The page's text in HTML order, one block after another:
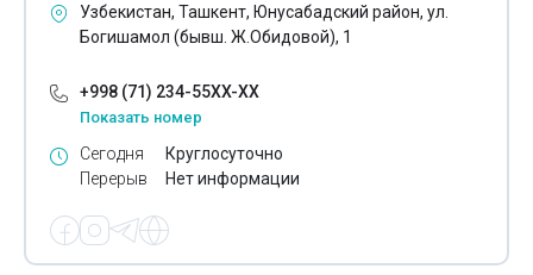
Узбекистан, Ташкент, Юнусабадский район, ул.
Богишамол (бывш. Ж.Обидовой), 1
+998 (71) 234-55XX-XX
Показать номер
Сегодня
Перерыв
Круглосуточно
Нет информации